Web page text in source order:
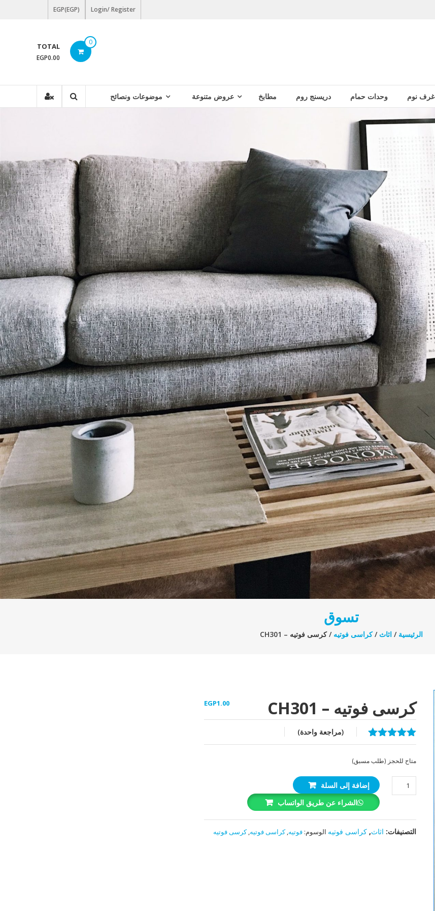
Login/ Register
EGP(EGP)
0
TOTAL
EGP0.00
غرف نوم وحدات حمام دريسنج روم مطابخ عروض متنوعة موضوعات ونصائح
تسوق
الرئيسية /اثاث /كراسى فوتيه / كرسى فوتيه – CH301
كرسى فوتيه – CH301 EGP1.00
تم التقييم بـ
بناءً على
واحد
(مراجعة واحدة)
متاح للحجز (طلب مسبق)
كمية
كرسى
CH301
إضافة إلى السلة
الشراء عن طريق الواتساب
التصنيفات: اثاث,كراسى فوتيه الوسوم:فوتيه,كراسى فوتيه,كرسى فوتيه